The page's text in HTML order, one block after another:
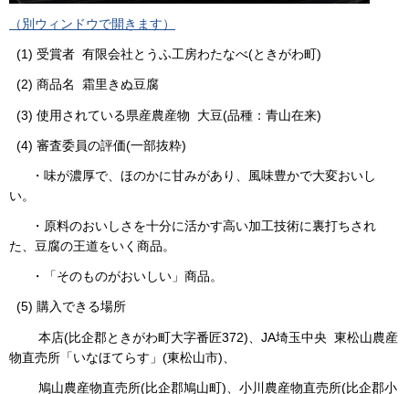
（別ウィンドウで開きます）
(1) 受賞者 有限会社とうふ工房わたなべ(ときがわ町)
(2) 商品名 霜里きぬ豆腐
(3) 使用されている県産農産物 大豆(品種：青山在来)
(4) 審査委員の評価(一部抜粋)
・味が濃厚で、ほのかに甘みがあり、風味豊かで大変おいし
い。
・原料のおいしさを十分に活かす高い加工技術に裏打ちされ
た、豆腐の王道をいく商品。
・「そのものがおいしい」商品。
(5) 購入できる場所
本店(比企郡ときがわ町大字番匠372)、JA埼玉中央 東松山農産
物直売所「いなほてらす」(東松山市)、
鳩山農産物直売所(比企郡鳩山町)、小川農産物直売所(比企郡小